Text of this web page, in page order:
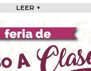
para el
preparan
Gutiérrez Barrios
LEER +